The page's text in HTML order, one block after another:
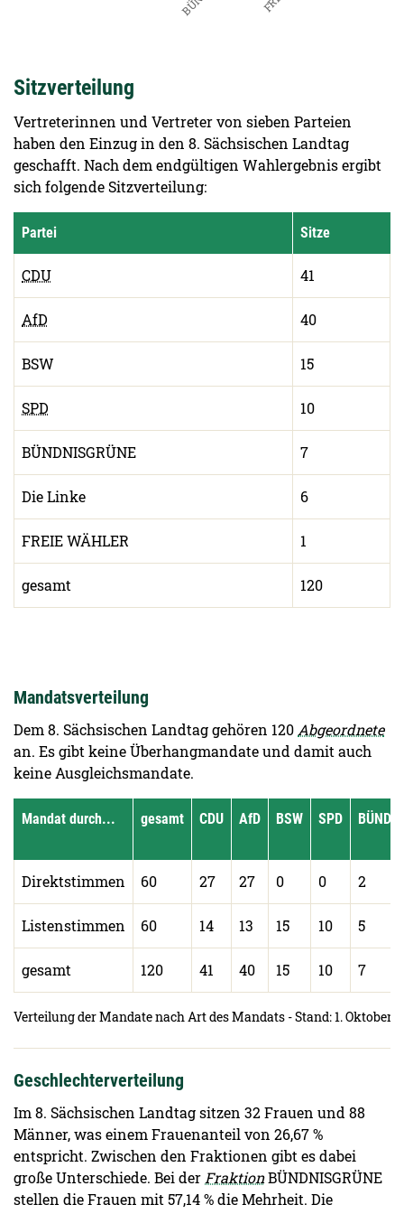
Sitzverteilung
Vertreterinnen und Vertreter von sieben Parteien
haben den Einzug in den 8. Sächsischen Landtag
geschafft. Nach dem endgültigen Wahlergebnis ergibt
sich folgende Sitzverteilung:
Partei Sitze
CDU 41
AfD 40
BSW 15
SPD 10
BÜNDNISGRÜNE 7
Die Linke 6
FREIE WÄHLER 1
gesamt 120
Mandatsverteilung
Dem 8. Sächsischen Landtag gehören 120 Abgeordnete
an. Es gibt keine Überhangmandate und damit auch
keine Ausgleichsmandate.
Verteilung der Mandate nach Art des Mandats - Stand: 1. Oktober
Mandat durch... gesamt CDU AfD BSW SPD
Direktstimmen 60 27 27 0 0 2
Listenstimmen 60 14 13 15 10 5
gesamt 120 41 40 15 10 7
Geschlechterverteilung
Im 8. Sächsischen Landtag sitzen 32 Frauen und 88
Männer, was einem Frauenanteil von 26,67 %
entspricht. Zwischen den Fraktionen gibt es dabei
große Unterschiede. Bei der FraktionBÜNDNISGRÜNE
stellen die Frauen mit 57,14 % die Mehrheit. Die